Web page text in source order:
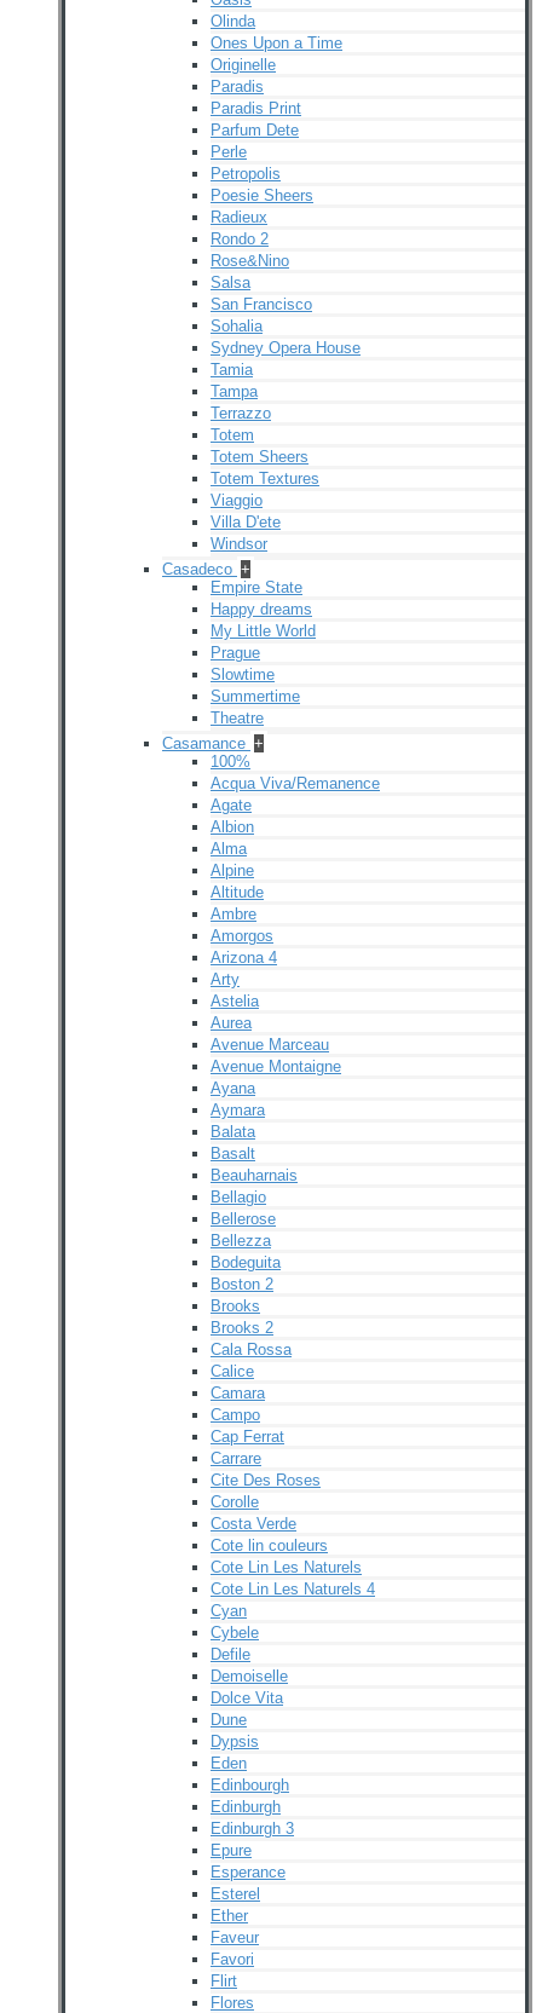
Olinda
Ones Upon a Time
Originelle
Paradis
Paradis Print
Parfum Dete
Perle
Petropolis
Poesie Sheers
Radieux
Rondo 2
Rose&Nino
Salsa
San Francisco
Sohalia
Sydney Opera House
Tamia
Tampa
Terrazzo
Totem
Totem Sheers
Totem Textures
Viaggio
Villa D'ete
Windsor
Casadeco +
Empire State
Happy dreams
My Little World
Prague
Slowtime
Summertime
Theatre
Casamance +
100%
Acqua Viva/Remanence
Agate
Albion
Alma
Alpine
Altitude
Ambre
Amorgos
Arizona 4
Arty
Astelia
Aurea
Avenue Marceau
Avenue Montaigne
Ayana
Aymara
Balata
Basalt
Beauharnais
Bellagio
Bellerose
Bellezza
Bodeguita
Boston 2
Brooks
Brooks 2
Cala Rossa
Calice
Camara
Campo
Cap Ferrat
Carrare
Cite Des Roses
Corolle
Costa Verde
Cote lin couleurs
Cote Lin Les Naturels
Cote Lin Les Naturels 4
Cyan
Cybele
Defile
Demoiselle
Dolce Vita
Dune
Dypsis
Eden
Edinbourgh
Edinburgh
Edinburgh 3
Epure
Esperance
Esterel
Ether
Faveur
Favori
Flirt
Flores